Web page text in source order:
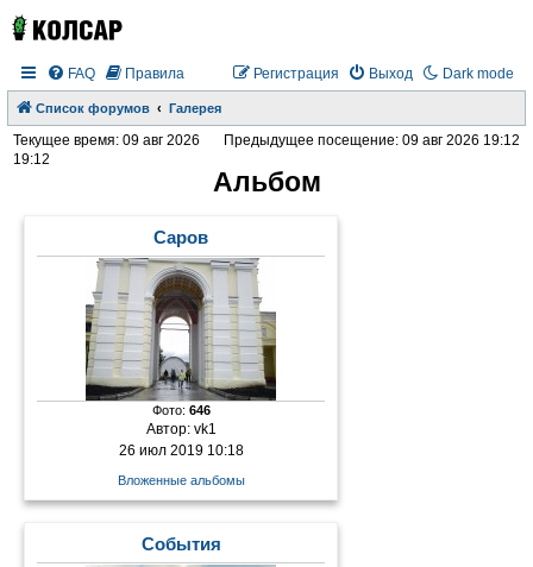
Dark mode
FAQ Правила Выход
Регистрация
Список форумов Галерея
Предыдущее посещение: 09 авг 2026 19:12
Текущее время: 09 авг 2026
19:12
Альбом
Саров
Фото: 646
Автор: vk1
26 июл 2019 10:18
Вложенные альбомы
События